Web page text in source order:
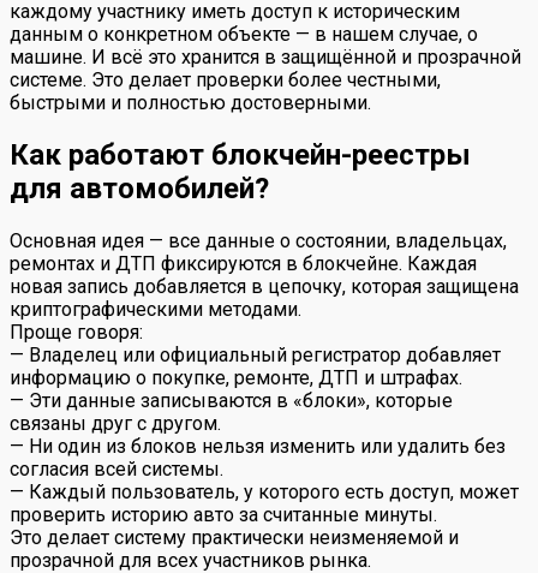
каждому участнику иметь доступ к историческим
данным о конкретном объекте — в нашем случае, о
машине. И всё это хранится в защищённой и прозрачной
системе. Это делает проверки более честными,
быстрыми и полностью достоверными.
Как работают блокчейн-реестры
для автомобилей?
Основная идея — все данные о состоянии, владельцах,
ремонтах и ДТП фиксируются в блокчейне. Каждая
новая запись добавляется в цепочку, которая защищена
криптографическими методами.
Проще говоря:
— Владелец или официальный регистратор добавляет
информацию о покупке, ремонте, ДТП и штрафах.
— Эти данные записываются в «блоки», которые
связаны друг с другом.
— Ни один из блоков нельзя изменить или удалить без
согласия всей системы.
— Каждый пользователь, у которого есть доступ, может
проверить историю авто за считанные минуты.
Это делает систему практически неизменяемой и
прозрачной для всех участников рынка.